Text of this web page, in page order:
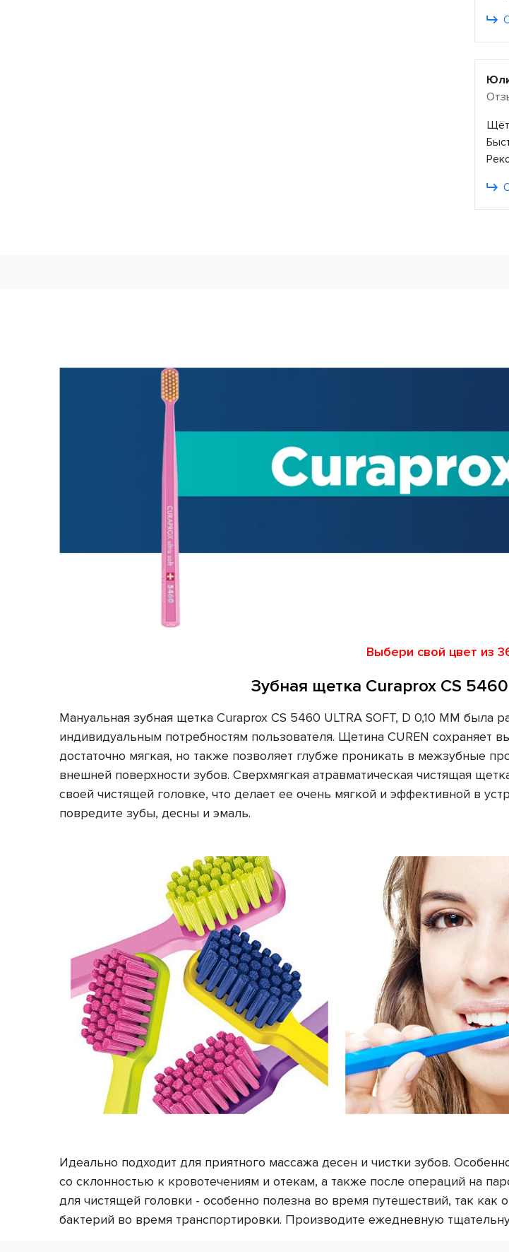
Выбери свой цвет из
Зубная щетка Curaprox CS
Мануальная зубная щетка Curaprox CS 5460 ULTRA SOFT, D 0,10 ММ была
индивидуальным потребностям пользователя. Щетина CUREN
достаточно мягкая, но также позволяет глубже проникать в межзубные
внешней поверхности зубов. Сверхмягкая атравматическая чистящая
своей чистящей головке, что делает ее очень мягкой и эффективной в
повредите зубы, десны и эмаль.
Идеально подходит для приятного массажа десен и чистки зубов.
со склонностью к кровотечениям и отекам, а также после операций на
для чистящей головки - особенно полезна во время путешествий, так
бактерий во время транспортировки. Производите ежедневную